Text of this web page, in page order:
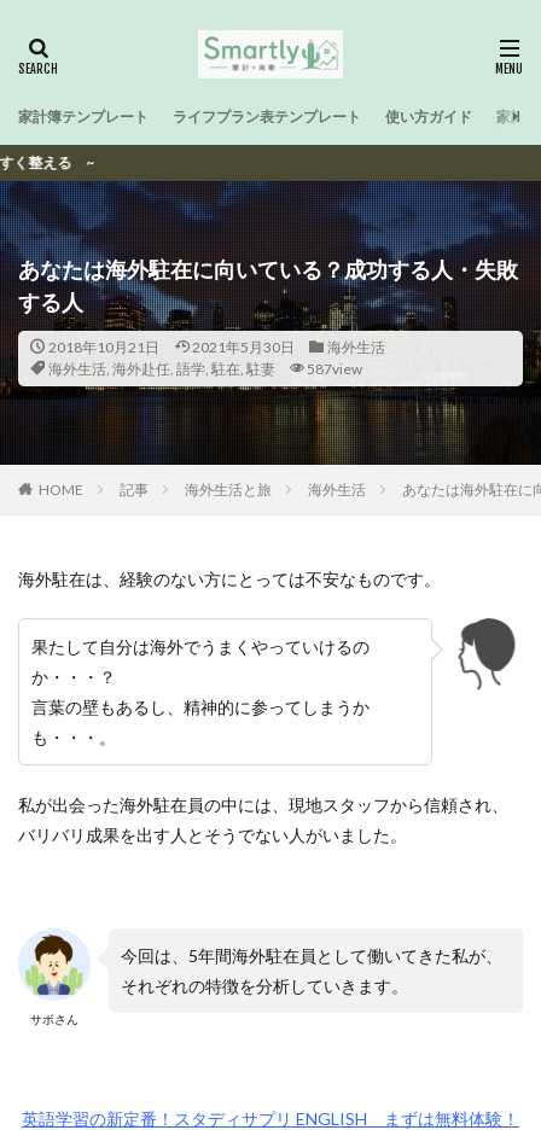
家計簿テンプレート ライフプラン表テンプレート 使い方ガイド 家計
あなたは海外駐在に向いている？成功する人・失敗
する人
2018年10月21日 2021年5月30日
海外生活
海外生活, 海外赴任, 語学, 駐在, 駐妻 587view
HOME 記事 海外生活と旅 海外生活 あなたは海外駐在に
海外駐在は、経験のない方にとっては不安なものです。
果たして自分は海外でうまくやっていけるの
か・・・？
言葉の壁もあるし、精神的に参ってしまうか
も・・・。
私が出会った海外駐在員の中には、現地スタッフから信頼され、
バリバリ成果を出す人とそうでない人がいました。
サボさん
今回は、5年間海外駐在員として働いてきた私が、
それぞれの特徴を分析していきます。
英語学習の新定番！スタディサプリ ENGLISH まずは無料体験！